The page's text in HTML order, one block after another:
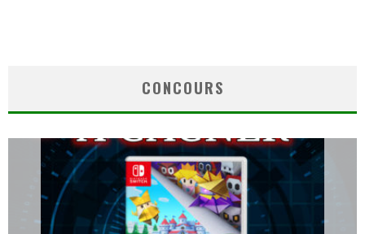
CONCOURS